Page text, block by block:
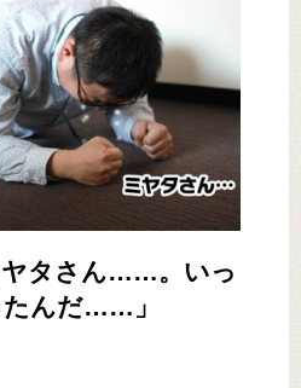
ヤタさん……。いっ
たんだ……」